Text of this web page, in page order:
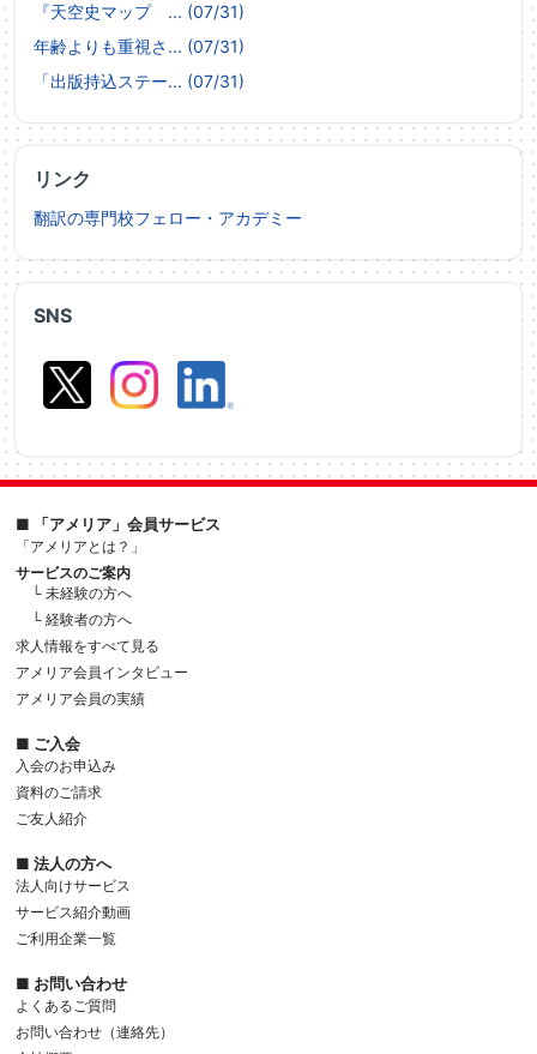
SNS
『天空史マップ ... (07/31)
年齢よりも重視さ... (07/31)
「出版持込ステー... (07/31)
リンク
翻訳の専門校フェロー・アカデミー
■ 「アメリア」会員サービス
「アメリアとは？」
サービスのご案内
└ 未経験の方へ
└ 経験者の方へ
求人情報をすべて見る
アメリア会員インタビュー
アメリア会員の実績
■ ご入会
入会のお申込み
資料のご請求
ご友人紹介
■ 法人の方へ
法人向けサービス
サービス紹介動画
ご利用企業一覧
■ お問い合わせ
よくあるご質問
お問い合わせ（連絡先）